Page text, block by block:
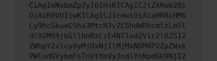
CiAgImNvbmZpZyI6IHsKICAgICJtZXRob2Qi
OiAiR0VUIiwKICAgICJ1cmwiOiAiaHR0cHM6
Ly9hcGkueC5ha3MtcHJvZC5hdWRhcmlzLm5l
dC92MS9jbGllbnRzLzE4NTIvd2Vic2l0ZS12
ZWhpY2xlcy8yMjUxNjIlMjMxNDM4P2ZpZWxk
PWludGVybmFsTnVtYmVyJndlYnNpdGU9NjI2